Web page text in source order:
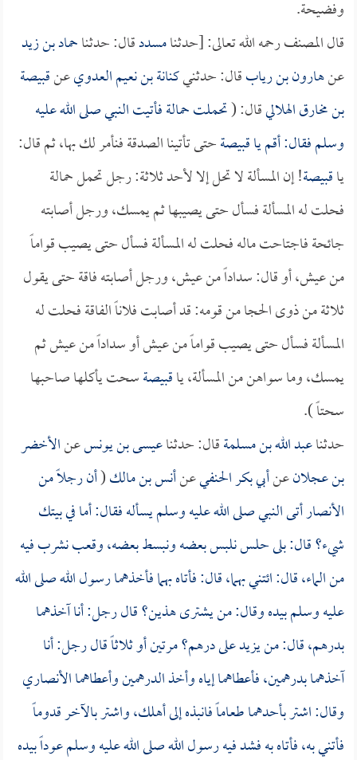
وفضيحة.
قال المصنف رحمه الله تعالى: [حدثنامسددقال: حدثناحماد بن زيد
عنهارون بن ريابقال: حدثنيكنانة بن نعيم العدويعنقبيصة
بن مخارق الهلاليقال: (تحملت حمالة فأتيت النبي صلى الله عليه
وسلم فقال: أقم ياقبيصةحتى تأتينا الصدقة فنأمر لك بها، ثم قال:
ياقبيصة! إن المسألة لا تحل إلا لأحد ثلاثة: رجل تحمل حمالة
فحلت له المسألة فسأل حتى يصيبها ثم يمسك، ورجل أصابته
جائحة فاجتاحت ماله فحلت له المسألة فسأل حتى يصيب قواماً
من عيش، أو قال: سداداً من عيش، ورجل أصابته فاقة حتى يقول
ثلاثة من ذوى الحجا من قومه: قد أصابت فلاناً الفاقة فحلت له
المسألة فسأل حتى يصيب قواماً من عيش أو سداداً من عيش ثم
يمسك، وما سواهن من المسألة، ياقبيصةسحت يأكلها صاحبها
سحتاً ).
حدثناعبد الله بن مسلمةقال: حدثناعيسى بن يونسعنالأخضر
بن عجلانعنأبي بكر الحنفيعنأنس بن مالك(أن رجلاً من
الأنصار أتى النبي صلى الله عليه وسلم يسأله فقال: أما في بيتك
شيء؟ قال: بلى حلس نلبس بعضه ونبسط بعضه، وقعب نشرب فيه
من الماء، قال: ائتني بهما، قال: فأتاه بهما فأخذهما رسول الله صلى الله
عليه وسلم بيده وقال: من يشترى هذين؟ قال رجل: أنا آخذهما
بدرهم، قال: من يزيد على درهم؟ مرتين أو ثلاثاً قال رجل: أنا
آخذهما بدرهمين، فأعطاهما إياه وأخذ الدرهمين وأعطاهما الأنصاري
وقال: اشتر بأحدهما طعاماً فانبذه إلى أهلك، واشتر بالآخر قدوماً
فأتني به، فأتاه به فشد فيه رسول الله صلى الله عليه وسلم عوداً بيده